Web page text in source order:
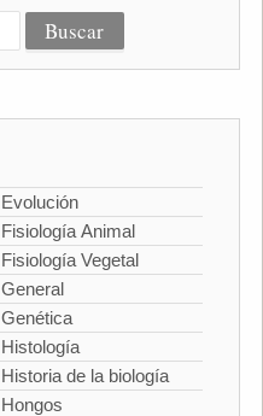
Evolución
Fisiología Animal
Fisiología Vegetal
General
Genética
Histología
Historia de la biología
Hongos